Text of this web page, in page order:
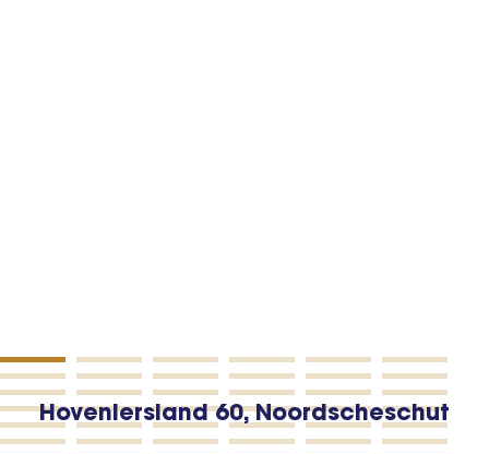
Hoveniersland 60, Noordscheschut